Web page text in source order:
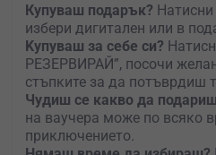
Купуваш подарък?
избери дигитален или в
Kупуваш за себе си?
РЕЗЕРВИРАЙ”, посочи
стъпките за да потъврдиш
Чудиш се какво да
на ваучера може по всяко
приключението.